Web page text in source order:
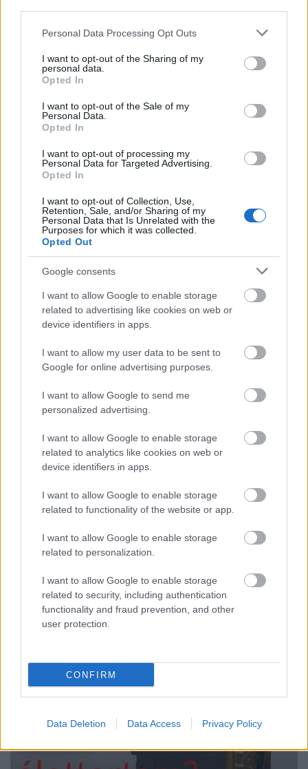
Please note that this website/app uses one or more Google
not limited to your visit or usage behaviour. You may click to
grant or deny consent to Google and its third-party tags to
use your data for below specified purposes in below Google
consent section.
Personal Data Processing Opt Outs
I want to opt-out of the Sharing of my
personal data.
Opted In
I want to opt-out of the Sale of my
Personal Data.
Opted In
I want to opt-out of processing my
Personal Data for Targeted Advertising.
Opted In
I want to opt-out of Collection, Use,
Retention, Sale, and/or Sharing of my
Personal Data that Is Unrelated with the
Purposes for which it was collected.
Opted Out
Google consents
I want to allow Google to enable storage
related to advertising like cookies on web or
device identifiers in apps.
I want to allow my user data to be sent to
Google for online advertising purposes.
I want to allow Google to send me
personalized advertising.
I want to allow Google to enable storage
related to analytics like cookies on web or
device identifiers in apps.
I want to allow Google to enable storage
related to functionality of the website or app.
I want to allow Google to enable storage
related to personalization.
I want to allow Google to enable storage
related to security, including authentication
functionality and fraud prevention, and other
user protection.
CONFIRM
Data Deletion Data Access Privacy Policy
Mi az a szoftbox?
Budai Petur•2016. december 15.
Gyakran hallom:"Vettem egy szoftboxot
videózáshoz.""Igen, és mivel világítasz?""Hát
szoftboxszal!""...?" Mi a szoftbox, és mire jó?
Egyáltalán, kell ez neked?
Használt objektív vásárlási tanácsok
(Videóm)
segíteni pár tanáccsal. Jó hosszan.